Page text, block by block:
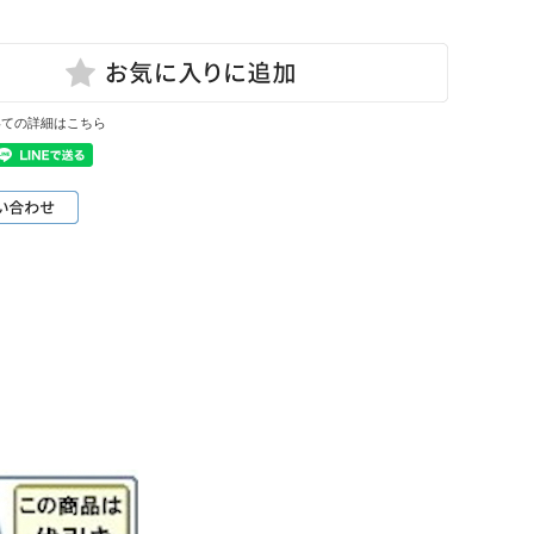
の詳細はこちら